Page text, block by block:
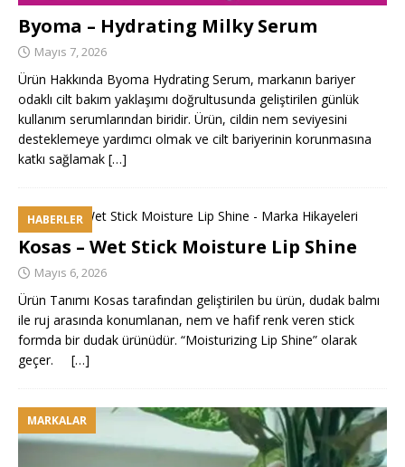
Byoma – Hydrating Milky Serum
Mayıs 7, 2026
Ürün Hakkında Byoma Hydrating Serum, markanın bariyer
odaklı cilt bakım yaklaşımı doğrultusunda geliştirilen günlük
kullanım serumlarından biridir. Ürün, cildin nem seviyesini
desteklemeye yardımcı olmak ve cilt bariyerinin korunmasına
katkı sağlamak […]
HABERLER
Kosas – Wet Stick Moisture Lip Shine
Mayıs 6, 2026
Ürün Tanımı Kosas tarafından geliştirilen bu ürün, dudak balmı
ile ruj arasında konumlanan, nem ve hafif renk veren stick
formda bir dudak ürünüdür. “Moisturizing Lip Shine” olarak
geçer. […]
MARKALAR